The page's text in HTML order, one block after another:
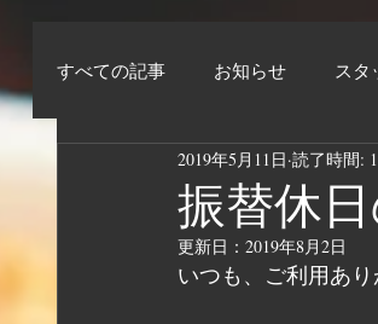
すべての記事 お知らせ スタ
振替休
2019年5月11日 読了時間:
更新日： 2019年8月2日
いつも、ご利用あ